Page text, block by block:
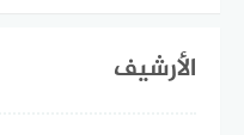
الأرشيف